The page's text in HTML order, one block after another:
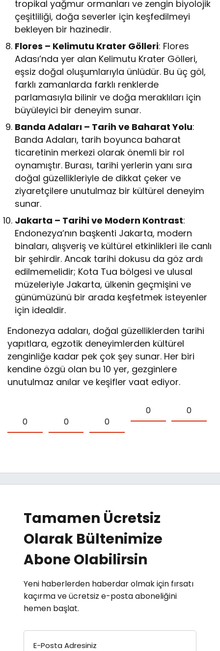
tropikal yağmur ormanları ve zengin biyolojik
çeşitliliği, doğa severler için keşfedilmeyi
bekleyen bir hazinedir.
Flores – Kelimutu Krater Gölleri: Flores
Adası’nda yer alan Kelimutu Krater Gölleri,
eşsiz doğal oluşumlarıyla ünlüdür. Bu üç göl,
farklı zamanlarda farklı renklerde
parlamasıyla bilinir ve doğa meraklıları için
büyüleyici bir deneyim sunar.
Banda Adaları – Tarih ve Baharat Yolu:
Banda Adaları, tarih boyunca baharat
ticaretinin merkezi olarak önemli bir rol
oynamıştır. Burası, tarihi yerlerin yanı sıra
doğal güzellikleriyle de dikkat çeker ve
ziyaretçilere unutulmaz bir kültürel deneyim
sunar.
Jakarta – Tarihi ve Modern Kontrast:
Endonezya’nın başkenti Jakarta, modern
binaları, alışveriş ve kültürel etkinlikleri ile canlı
bir şehirdir. Ancak tarihi dokusu da göz ardı
edilmemelidir; Kota Tua bölgesi ve ulusal
müzeleriyle Jakarta, ülkenin geçmişini ve
günümüzünü bir arada keşfetmek isteyenler
için idealdir.
Endonezya adaları, doğal güzelliklerden tarihi
yapıtlara, egzotik deneyimlerden kültürel
zenginliğe kadar pek çok şey sunar. Her biri
kendine özgü olan bu 10 yer, gezginlere
unutulmaz anılar ve keşifler vaat ediyor.
0 0 0
0 0
Tamamen Ücretsiz
Olarak Bültenimize
Abone Olabilirsin
Yeni haberlerden haberdar olmak için fırsatı
kaçırma ve ücretsiz e-posta aboneliğini
hemen başlat.
E-Posta Adresiniz